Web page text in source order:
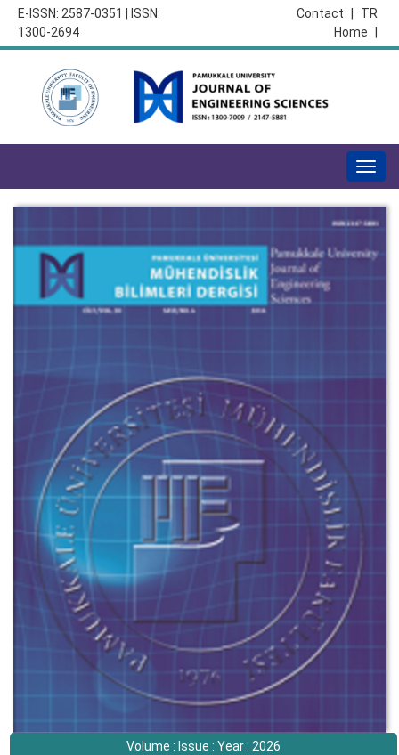
E-ISSN: 2587-0351 | ISSN:
1300-2694
TR
Contact
Home
Volume : Issue : Year : 2026